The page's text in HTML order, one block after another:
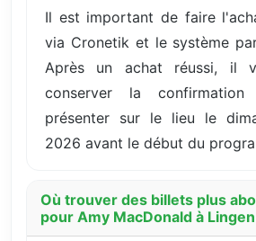
Il est important de faire
via Cronetik et le système
Après un achat réussi, il
conserver la
présenter sur le lieu le
2026 avant le début du
Où trouver des billets plus
pour Amy MacDonald à